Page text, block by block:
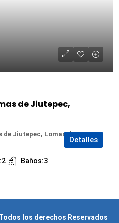
de Jiutepec,
de Jiutepec, Lomas de
2 Baños:3
Detalles
los derechos Reservados